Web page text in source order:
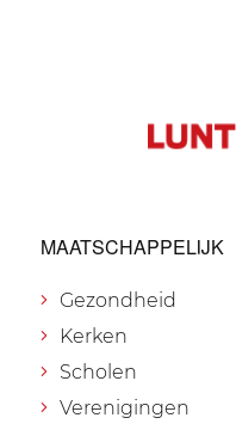
MAATSCHAPPELIJK
Gezondheid
Kerken
Scholen
Verenigingen